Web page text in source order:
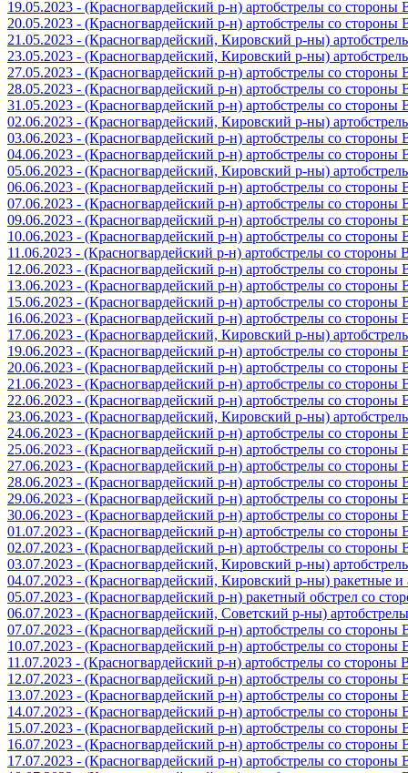
19.05.2023 - (Красногвардейский р-н) артобстрелы со
20.05.2023 - (Красногвардейский р-н) артобстрелы со
21.05.2023 - (Красногвардейский, Кировский р-ны)
23.05.2023 - (Красногвардейский, Кировский р-ны)
27.05.2023 - (Красногвардейский р-н) артобстрелы со
28.05.2023 - (Красногвардейский р-н) артобстрелы со
31.05.2023 - (Красногвардейский р-н) артобстрелы со
02.06.2023 - (Красногвардейский, Кировский р-ны)
03.06.2023 - (Красногвардейский р-н) артобстрелы со
04.06.2023 - (Красногвардейский р-н) артобстрелы со
05.06.2023 - (Красногвардейский, Кировский р-ны)
06.06.2023 - (Красногвардейский р-н) артобстрелы со
07.06.2023 - (Красногвардейский р-н) артобстрелы со
09.06.2023 - (Красногвардейский р-н) артобстрелы со
10.06.2023 - (Красногвардейский р-н) артобстрелы со
11.06.2023 - (Красногвардейский р-н) артобстрелы со стороны
12.06.2023 - (Красногвардейский р-н) артобстрелы со
13.06.2023 - (Красногвардейский р-н) артобстрелы со
15.06.2023 - (Красногвардейский р-н) артобстрелы со
16.06.2023 - (Красногвардейский р-н) артобстрелы со
17.06.2023 - (Красногвардейский, Кировский р-ны)
19.06.2023 - (Красногвардейский р-н) артобстрелы со
20.06.2023 - (Красногвардейский р-н) артобстрелы со
21.06.2023 - (Красногвардейский р-н) артобстрелы со
22.06.2023 - (Красногвардейский р-н) артобстрелы со
23.06.2023 - (Красногвардейский, Кировский р-ны)
24.06.2023 - (Красногвардейский р-н) артобстрелы со
25.06.2023 - (Красногвардейский р-н) артобстрелы со
27.06.2023 - (Красногвардейский р-н) артобстрелы со
28.06.2023 - (Красногвардейский р-н) артобстрелы со
29.06.2023 - (Красногвардейский р-н) артобстрелы со
30.06.2023 - (Красногвардейский р-н) артобстрелы со
01.07.2023 - (Красногвардейский р-н) артобстрелы со
02.07.2023 - (Красногвардейский р-н) артобстрелы со
03.07.2023 - (Красногвардейский, Кировский р-ны)
04.07.2023 - (Красногвардейский, Кировский р-ны) ракетные
05.07.2023 - (Красногвардейский р-н) ракетный обстрел со
06.07.2023 - (Красногвардейский, Советский р-ны)
07.07.2023 - (Красногвардейский р-н) артобстрелы со
10.07.2023 - (Красногвардейский р-н) артобстрелы со
11.07.2023 - (Красногвардейский р-н) артобстрелы со стороны
12.07.2023 - (Красногвардейский р-н) артобстрелы со
13.07.2023 - (Красногвардейский р-н) артобстрелы со
14.07.2023 - (Красногвардейский р-н) артобстрелы со
15.07.2023 - (Красногвардейский р-н) артобстрелы со
16.07.2023 - (Красногвардейский р-н) артобстрелы со
17.07.2023 - (Красногвардейский р-н) артобстрелы со